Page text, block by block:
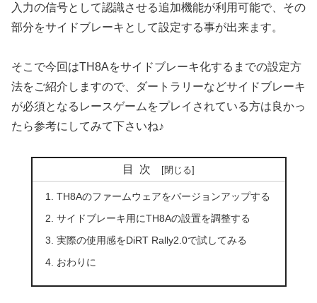
入力の信号として認識させる追加機能が利用可能で、その
部分をサイドブレーキとして設定する事が出来ます。
そこで今回はTH8Aをサイドブレーキ化するまでの設定方
法をご紹介しますので、ダートラリーなどサイドブレーキ
が必須となるレースゲームをプレイされている方は良かっ
たら参考にしてみて下さいね♪
目次
TH8Aのファームウェアをバージョンアップする
サイドブレーキ用にTH8Aの設置を調整する
実際の使用感をDiRT Rally2.0で試してみる
おわりに